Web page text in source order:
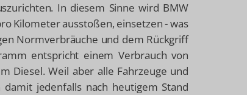
In diesem Sinne wird BMW
Kilometer ausstoßen, einsetzen - was
Normverbräuche und dem Rückgriff
entspricht einem Verbrauch von
Diesel. Weil aber alle Fahrzeuge und
jedenfalls nach heutigem Stand